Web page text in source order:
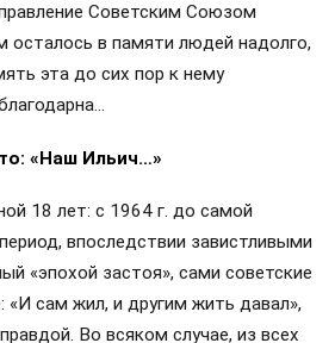
Советским Союзом
в памяти людей надолго,
эта до сих пор к нему
«Наш Ильич…»
18 лет: с 1964 г. до самой
впоследствии завистливыми
«эпохой застоя», сами советские
«И сам жил, и другим жить давал»,
Во всяком случае, из всех